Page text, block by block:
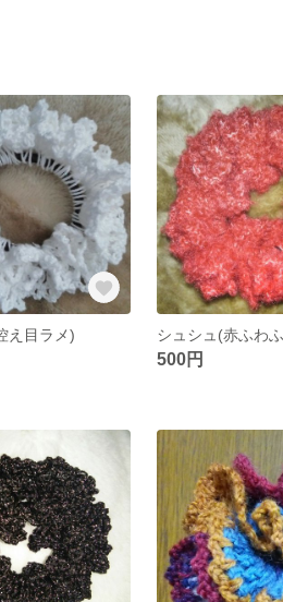
え目ラメ) シュシュ(赤ふわ
500円